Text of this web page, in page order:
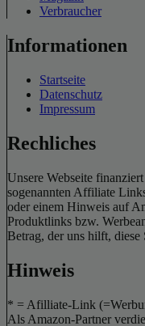
Verbraucher
Informationen
Startseite
Datenschutz
Impressum
Rechliches
Unsere Webseite
sogenannten Affiliate
oder einem Hinweis auf
Produktlinks bzw.
Betrag, der uns hilft, diese
Hinweis
* = Afilliate-Link
Als Amazon-Partner